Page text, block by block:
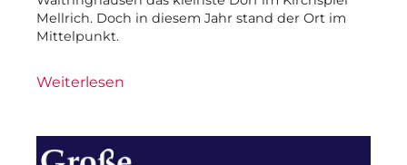
Mellrich. Doch in diesem Jahr stand der Ort im
Mittelpunkt.
Weiterlesen